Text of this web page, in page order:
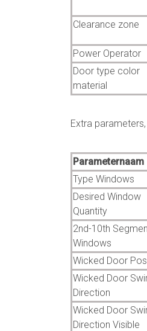
Clearance zone
Power Operator
Door type color
material
Extra
Parameternaam
Type Windows
Desired Window
Quantity
2nd-10th
Windows
Wicked Door
Wicked Door
Direction
Wicked Door
Direction Visible